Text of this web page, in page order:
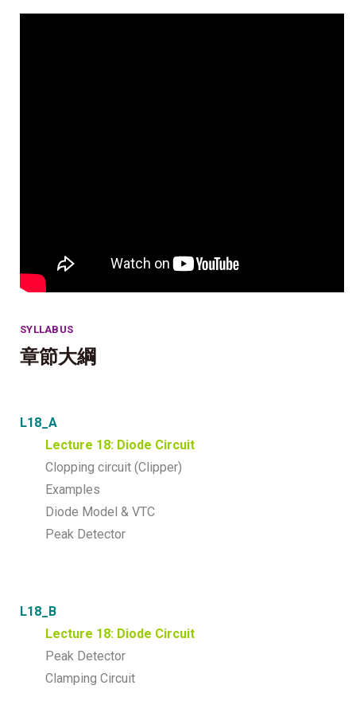
SYLLABUS
章節大綱
L18_A
Lecture 18: Diode Circuit
Clopping circuit (Clipper)
Examples
Diode Model & VTC
Peak Detector
L18_B
Lecture 18: Diode Circuit
Peak Detector
Clamping Circuit